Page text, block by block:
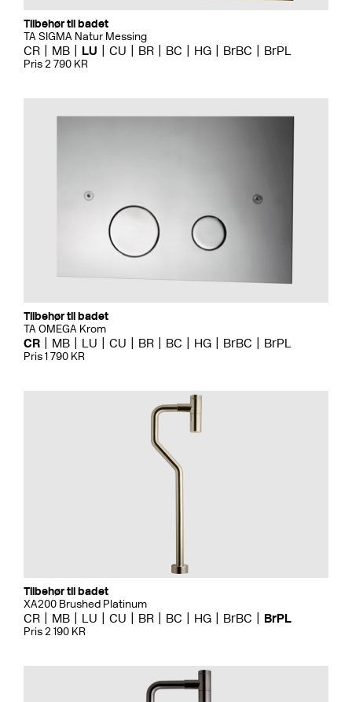
Tilbehør til badet
TA SIGMA Natur Messing
CR MB LU CU BR BC HG BrBC BrPL
Pris 2 790 KR
Tilbehør til badet
TA OMEGA Krom
CR MB LU CU BR BC HG BrBC BrPL
Pris 1 790 KR
Tilbehør til badet
XA200 Brushed Platinum
CR MB LU CU BR BC HG BrBC BrPL
Pris 2 190 KR